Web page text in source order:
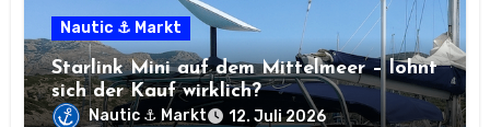
Nautic ⚓ Markt
Starlink Mini auf dem Mittelmeer – lohnt
sich der Kauf wirklich?
Nautic ⚓ Markt 12. Juli 2026